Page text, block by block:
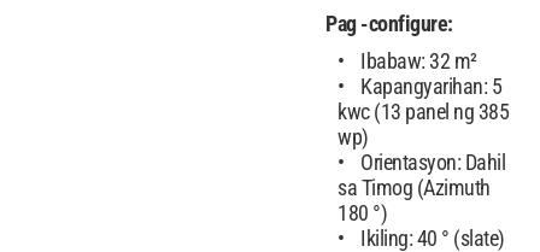
Pag -configure:
Ibabaw: 32 m²
Kapangyarihan: 5
kwc (13 panel ng 385
wp)
Orientasyon: Dahil
sa Timog (Azimuth
180 °)
Ikiling: 40 ° (slate)